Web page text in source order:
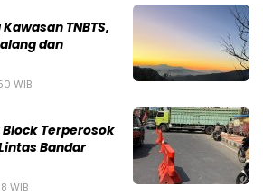
TNBTS,
dan
WIB
Terperosok
Bandar
WIB